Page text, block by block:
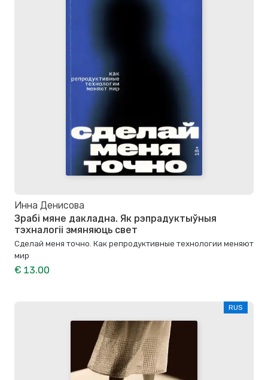
Инна Денисова
Зрабі мяне дакладна. Як рэпрадуктыўныя
тэхналогіі змяняюць свет
Сделай меня точно. Как репродуктивные технологии меняют
мир
€ 13.00
RUS